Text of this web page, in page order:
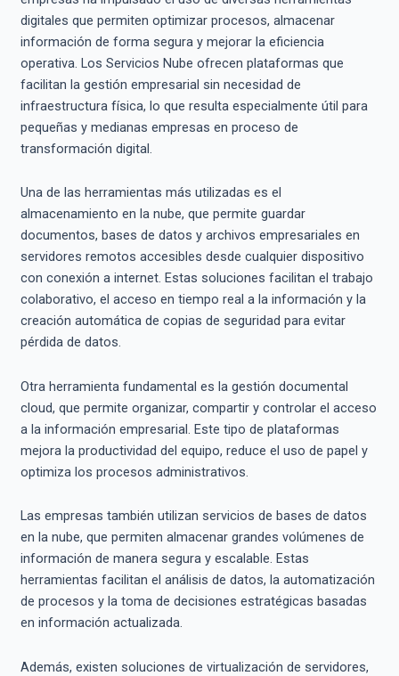
digitales que permiten optimizar procesos, almacenar
información de forma segura y mejorar la eficiencia
operativa. Los Servicios Nube ofrecen plataformas que
facilitan la gestión empresarial sin necesidad de
infraestructura física, lo que resulta especialmente útil para
pequeñas y medianas empresas en proceso de
transformación digital.
Una de las herramientas más utilizadas es el
almacenamiento en la nube, que permite guardar
documentos, bases de datos y archivos empresariales en
servidores remotos accesibles desde cualquier dispositivo
con conexión a internet. Estas soluciones facilitan el trabajo
colaborativo, el acceso en tiempo real a la información y la
creación automática de copias de seguridad para evitar
pérdida de datos.
Otra herramienta fundamental es la gestión documental
cloud, que permite organizar, compartir y controlar el acceso
a la información empresarial. Este tipo de plataformas
mejora la productividad del equipo, reduce el uso de papel y
optimiza los procesos administrativos.
Las empresas también utilizan servicios de bases de datos
en la nube, que permiten almacenar grandes volúmenes de
información de manera segura y escalable. Estas
herramientas facilitan el análisis de datos, la automatización
de procesos y la toma de decisiones estratégicas basadas
en información actualizada.
Además, existen soluciones de virtualización de servidores,